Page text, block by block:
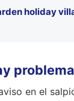
holiday
en el